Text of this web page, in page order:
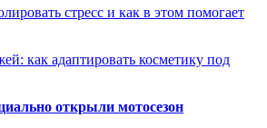
стресс и как в этом помогает
как адаптировать косметику под
открыли мотосезон